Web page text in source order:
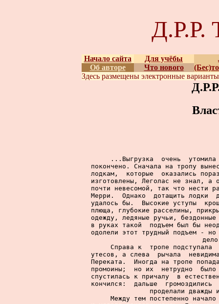
Начало сайта Для учёбы
Об авторе
Что нового
Здесь размещены электронные
...Выгрузка  очень
покончено. Сначала на тропу
лодкам,  которые  оказались
изготовлены, Леголас не знал,
почти невесомой, так что нести
Мерри.  Однако  дотащить лодки
удалось бы.  Высокие уступы
плюща, глубокие расселины,
одежду, ледяные ручьи,
в руках такой  подъем был бы
одолели этот трудный подъем -
Справа к  тропе подступала
утесов, а слева  рычала
Переката.  Иногда на тропе
промоины;  но их  нетрудно
спустилась к причалу  в
кончился:  дальше
проделали дважды
Между тем постепенно